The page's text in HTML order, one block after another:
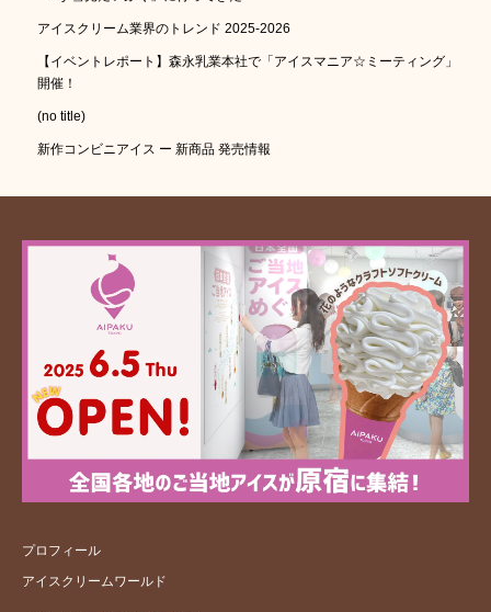
アイスクリーム業界のトレンド 2025-2026
【イベントレポート】森永乳業本社で「アイスマニア☆ミーティング」
開催！
(no title)
新作コンビニアイス ー 新商品 発売情報
プロフィール
アイスクリームワールド